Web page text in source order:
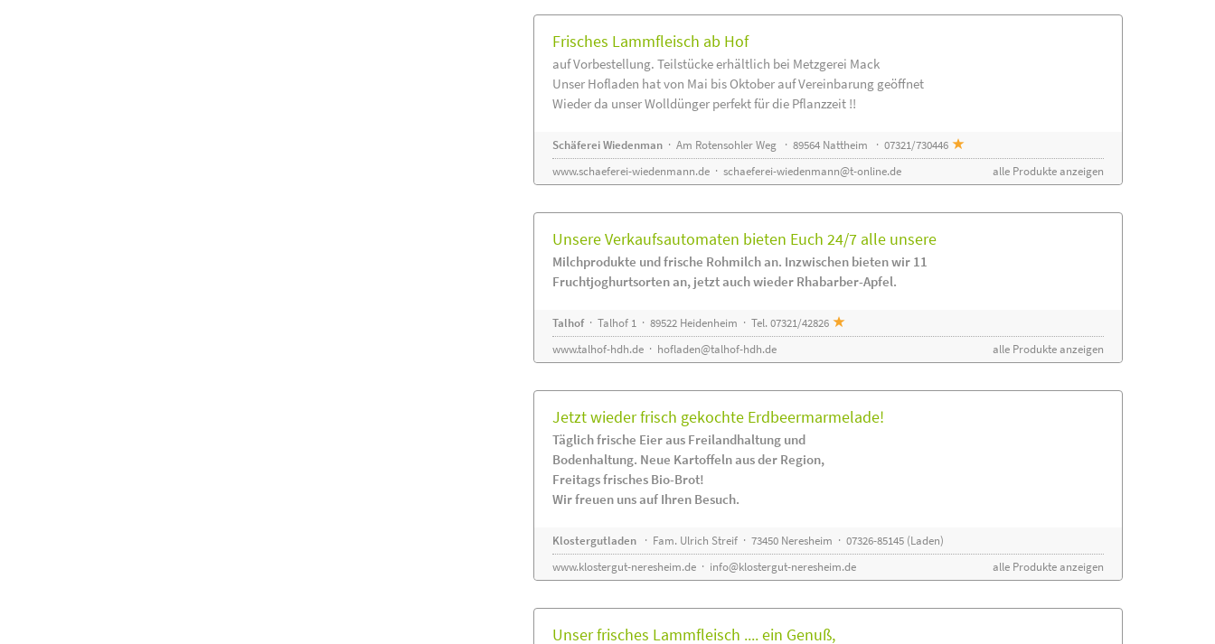
Frisches Lammfleisch ab Hof
auf Vorbestellung. Teilstücke erhältlich bei Metzgerei Mack
Unser Hofladen hat von Mai bis Oktober auf Vereinbarung geöffnet
Wieder da unser Wolldünger perfekt für die Pflanzzeit !!
Schäferei Wiedenman· Am Rotensohler Weg · 89564 Nattheim · 07321/730446
www.schaeferei-wiedenmann.de· schaeferei-wiedenmann@t-online.de alle Produkte anzeigen
Unsere Verkaufsautomaten bieten Euch 24/7 alle unsere
Milchprodukte und frische Rohmilch an. Inzwischen bieten wir 11
Fruchtjoghurtsorten an, jetzt auch wieder Rhabarber-Apfel.
Talhof· Talhof 1 · 89522 Heidenheim · Tel. 07321/42826
www.talhof-hdh.de· hofladen@talhof-hdh.de alle Produkte anzeigen
Jetzt wieder frisch gekochte Erdbeermarmelade!
Täglich frische Eier aus Freilandhaltung und
Bodenhaltung. Neue Kartoffeln aus der Region,
Freitags frisches Bio-Brot!
Wir freuen uns auf Ihren Besuch.
Klostergutladen · Fam. Ulrich Streif · 73450 Neresheim · 07326-85145 (Laden)
www.klostergut-neresheim.de· info@klostergut-neresheim.de alle Produkte anzeigen
Unser frisches Lammfleisch .... ein Genuß,